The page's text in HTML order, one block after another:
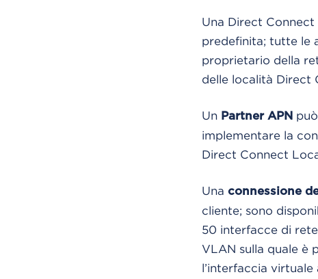
Una Direct
predefinita; tutte le
proprietario della
delle località Direct
Un Partner APNpuò
implementare la
Direct Connect
Una connessione
cliente; sono
50 interfacce di
VLAN sulla quale è
l’interfaccia